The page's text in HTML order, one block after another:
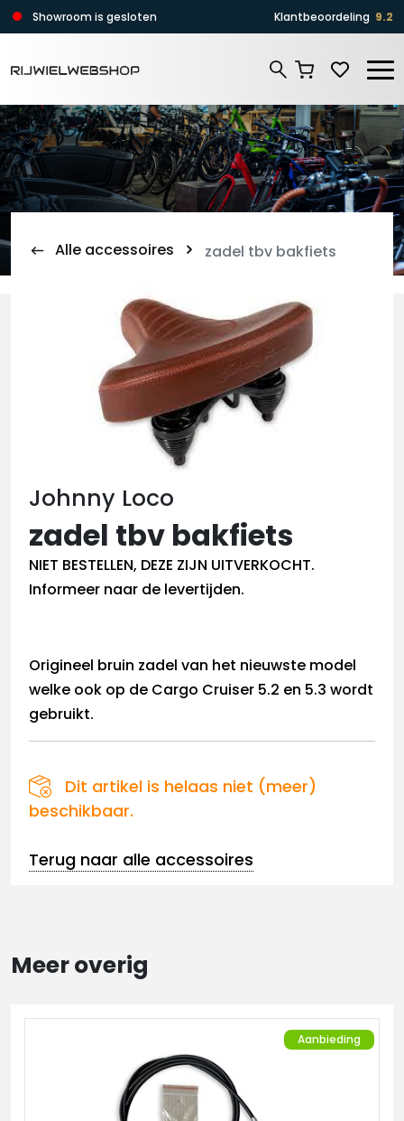
Zoeken
Showroom is gesloten Klantbeoordeling 9.2
Alle accessoires zadel tbv bakfiets
Johnny Loco
zadel tbv bakfiets
NIET BESTELLEN, DEZE ZIJN UITVERKOCHT.
Informeer naar de levertijden.
Origineel bruin zadel van het nieuwste model
welke ook op de Cargo Cruiser 5.2 en 5.3 wordt
gebruikt.
Dit artikel is helaas niet (meer)
beschikbaar.
Terug naar alle accessoires
Meer overig
Aanbieding